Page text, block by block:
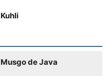
Kuhli
Musgo de Java